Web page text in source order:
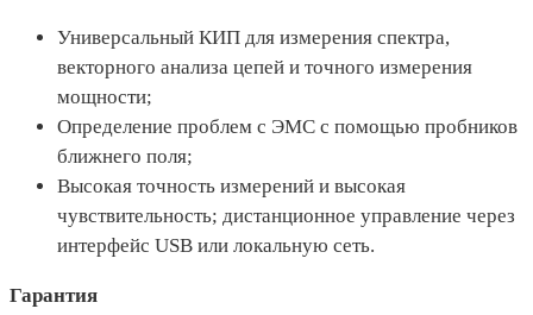
Универсальный КИП для измерения спектра,
векторного анализа цепей и точного измерения
мощности;
Определение проблем с ЭМС с помощью пробников
ближнего поля;
Высокая точность измерений и высокая
чувствительность; дистанционное управление через
интерфейс USB или локальную сеть.
Гарантия